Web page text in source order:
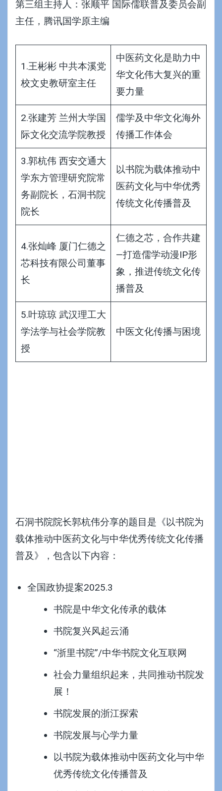
第三组主持人：张顺平 国际儒联普及委员会副
主任，腾讯国学原主编
1.王彬彬 中共本溪党
校文史教研室主任
中医药文化是助力中
华文化伟大复兴的重
要力量
2.张建芳 兰州大学国
际文化交流学院教授
儒学及中华文化海外
传播工作体会
3.郭杭伟 西安交通大
学东方管理研究院常
务副院长，石洞书院
院长
以书院为载体推动中
医药文化与中华优秀
传统文化传播普及
4.张灿峰 厦门仁德之
芯科技有限公司董事
长
仁德之芯，合作共建
—打造儒学动漫IP形
象，推进传统文化传
播普及
5.叶琼琼 武汉理工大
学法学与社会学院教
授
中医文化传播与困境
石洞书院院长郭杭伟分享的题目是《以书院为
载体推动中医药文化与中华优秀传统文化传播
普及》，包含以下内容：
全国政协提案2025.3
书院是中华文化传承的载体
书院复兴风起云涌
“浙里书院”/中华书院文化互联网
社会力量组织起来，共同推动书院发
展！
书院发展的浙江探索
书院发展与心学力量
以书院为载体推动中医药文化与中华
优秀传统文化传播普及